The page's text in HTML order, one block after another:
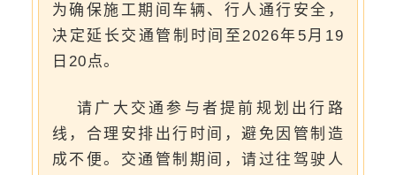
为确保施工期间车辆、行人通行安全，
决定延长交通管制时间至2026年5月19
日20点。
请广大交通参与者提前规划出行路
线，合理安排出行时间，避免因管制造
成不便。交通管制期间，请过往驾驶人